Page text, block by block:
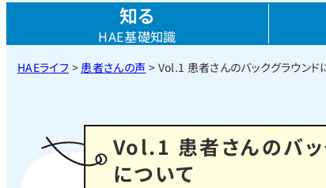
知る
HAE基礎知識
HAEライフ > 患者さんの声 > Vol.1 患者さんのバックグラウン
Vol.1 患者さんのバッ
について